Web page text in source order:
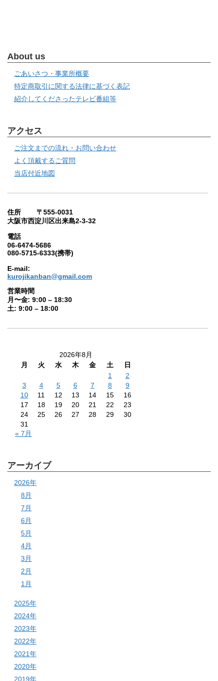
About us
ごあいさつ・事業所概要
特定商取引に関する法律に基づく表記
紹介してくださったテレビ番組等
アクセス
ご注文までの流れ・お問い合わせ
よく頂戴するご質問
当店付近地図
住所 〒555-0031
大阪市西淀川区出来島2-3-32
電話
06-6474-5686
080-5715-6333(携帯)
E-mail:
kurojikanban@gmail.com
営業時間
月〜金: 9:00 – 18:30
土: 9:00 – 18:00
2026年8月
月
火 水 木 金 土
日
1
2
3
4 5 6 7 8
9
10
11 12 13 14 15
16
17
18 19 20 21 22
23
24
25 26 27 28 29
30
31
« 7月
アーカイブ
2026年
8月
7月
6月
5月
4月
3月
2月
1月
2025年
2024年
2023年
2022年
2021年
2020年
2019年